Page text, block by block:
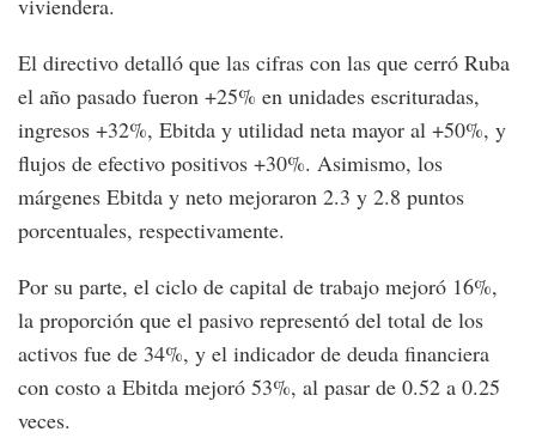
viviendera.
El directivo detalló que las cifras con las que cerró Ruba
el año pasado fueron +25% en unidades escrituradas,
ingresos +32%, Ebitda y utilidad neta mayor al +50%, y
flujos de efectivo positivos +30%. Asimismo, los
márgenes Ebitda y neto mejoraron 2.3 y 2.8 puntos
porcentuales, respectivamente.
Por su parte, el ciclo de capital de trabajo mejoró 16%,
la proporción que el pasivo representó del total de los
activos fue de 34%, y el indicador de deuda financiera
con costo a Ebitda mejoró 53%, al pasar de 0.52 a 0.25
veces.